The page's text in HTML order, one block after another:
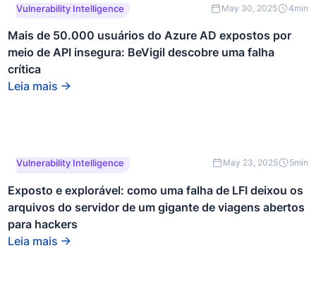
Este é um texto dentro
de um bloco div.
Vulnerability Intelligence May 30, 2025 4min
Mais de 50.000 usuários do Azure AD expostos por
meio de API insegura: BeVigil descobre uma falha
crítica
Leia mais
Este é um texto dentro
de um bloco div.
Vulnerability Intelligence May 23, 2025 5min
Exposto e explorável: como uma falha de LFI deixou os
arquivos do servidor de um gigante de viagens abertos
para hackers
Leia mais